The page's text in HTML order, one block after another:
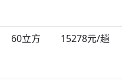
60立方 15278元/趟